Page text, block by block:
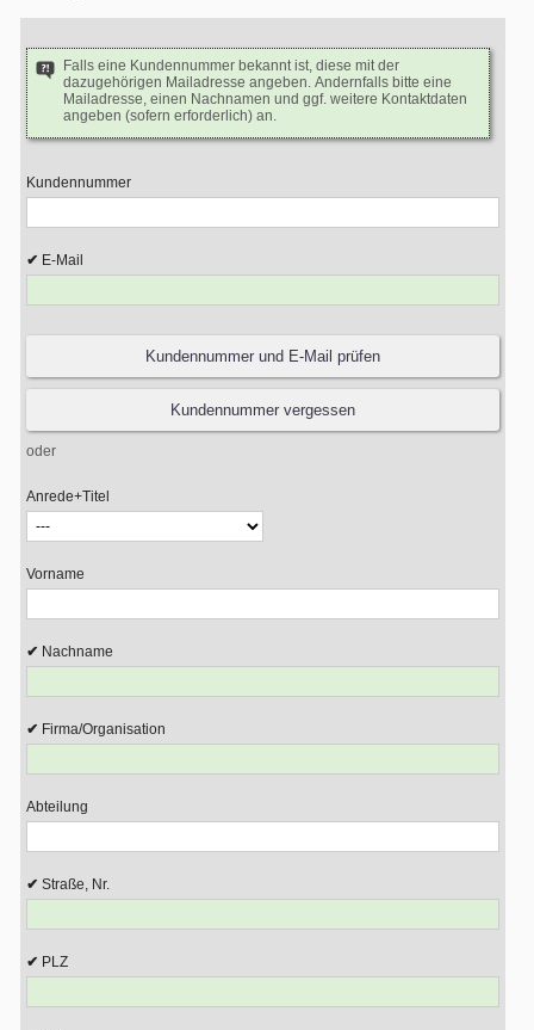
Falls eine Kundennummer bekannt ist, diese mit der
dazugehörigen Mailadresse angeben. Andernfalls bitte eine
Mailadresse, einen Nachnamen und ggf. weitere Kontaktdaten
angeben (sofern erforderlich) an.
Kundennummer
E-Mail
oder
Anrede+Titel
Vorname
Nachname
Firma/Organisation
Abteilung
Straße, Nr.
PLZ